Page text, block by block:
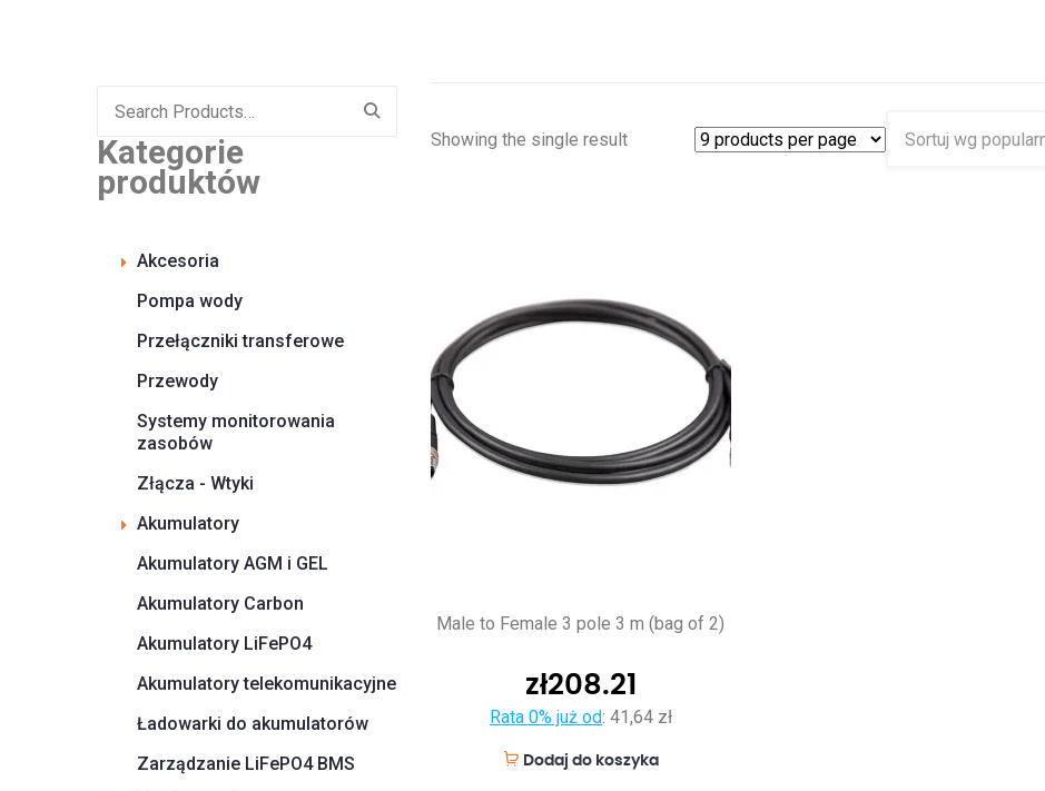
Search
Kategorie
produktów
Akcesoria
Pompa wody
Przełączniki transferowe
Przewody
Systemy monitorowania
zasobów
Złącza - Wtyki
Akumulatory
Akumulatory AGM i GEL
Akumulatory Carbon
Akumulatory LiFePO4
Akumulatory telekomunikacyjne
Ładowarki do akumulatorów
Zarządzanie LiFePO4 BMS
Showing the single result
Male to Female 3 pole 3 m (bag of 2)
zł208.21
Rata 0% już od: 41,64 zł
Dodaj do koszyka